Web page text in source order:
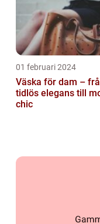
01 februari 2024
Väska för dam –
tidlös elegans till
chic